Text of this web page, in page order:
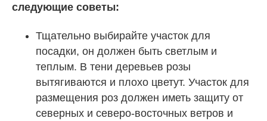
следующие советы:
Тщательно выбирайте участок для
посадки, он должен быть светлым и
теплым. В тени деревьев розы
вытягиваются и плохо цветут. Участок для
размещения роз должен иметь защиту от
северных и северо-восточных ветров и